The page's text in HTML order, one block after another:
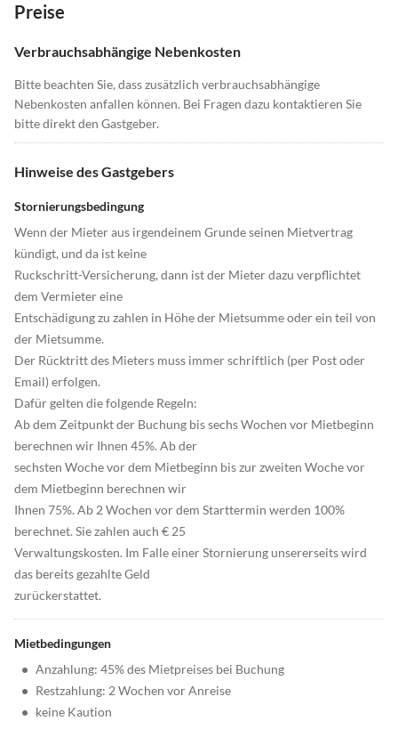
Preise
Verbrauchsabhängige Nebenkosten
Bitte beachten Sie, dass zusätzlich verbrauchsabhängige
Nebenkosten anfallen können. Bei Fragen dazu kontaktieren Sie
bitte direkt den Gastgeber.
Hinweise des Gastgebers
Stornierungsbedingung
Wenn der Mieter aus irgendeinem Grunde seinen Mietvertrag
kündigt, und da ist keine
Ruckschritt-Versicherung, dann ist der Mieter dazu verpflichtet
dem Vermieter eine
Entschädigung zu zahlen in Höhe der Mietsumme oder ein teil von
der Mietsumme.
Der Rücktritt des Mieters muss immer schriftlich (per Post oder
Email) erfolgen.
Dafür gelten die folgende Regeln:
Ab dem Zeitpunkt der Buchung bis sechs Wochen vor Mietbeginn
berechnen wir Ihnen 45%. Ab der
sechsten Woche vor dem Mietbeginn bis zur zweiten Woche vor
dem Mietbeginn berechnen wir
Ihnen 75%. Ab 2 Wochen vor dem Starttermin werden 100%
berechnet. Sie zahlen auch € 25
Verwaltungskosten. Im Falle einer Stornierung unsererseits wird
das bereits gezahlte Geld
zurückerstattet.
Mietbedingungen
• Anzahlung: 45% des Mietpreises bei Buchung
• Restzahlung: 2 Wochen vor Anreise
• keine Kaution